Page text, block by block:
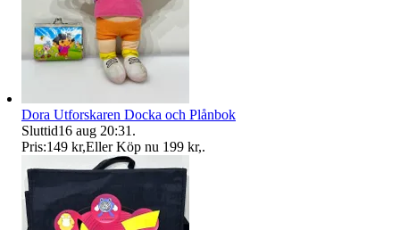
Dora Utforskaren Docka och Plånbok
Sluttid16 aug 20:31 .
Pris:149 kr,Eller Köp nu 199 kr,.